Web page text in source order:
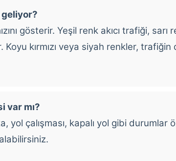
gösterir. Yeşil renk akıcı trafiği,
Koyu kırmızı veya siyah renkler,
var mı?
yol çalışması, kapalı yol gibi durumlar